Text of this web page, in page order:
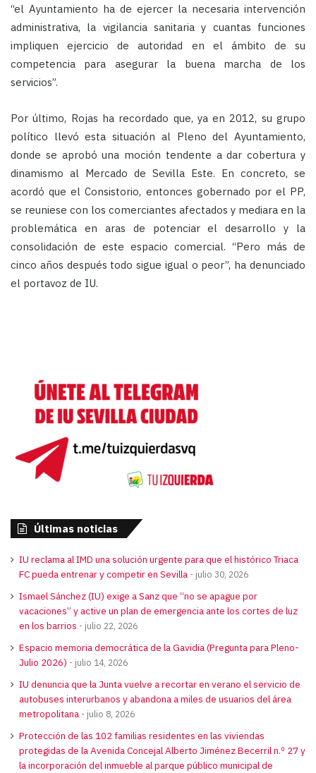
“el Ayuntamiento ha de ejercer la necesaria intervención
administrativa, la vigilancia sanitaria y cuantas funciones
impliquen ejercicio de autoridad en el ámbito de su
competencia para asegurar la buena marcha de los
servicios”.
Por último, Rojas ha recordado que, ya en 2012, su grupo
político llevó esta situación al Pleno del Ayuntamiento,
donde se aprobó una moción tendente a dar cobertura y
dinamismo al Mercado de Sevilla Este. En concreto, se
acordó que el Consistorio, entonces gobernado por el PP,
se reuniese con los comerciantes afectados y mediara en la
problemática en aras de potenciar el desarrollo y la
consolidación de este espacio comercial. “Pero más de
cinco años después todo sigue igual o peor”, ha denunciado
el portavoz de IU.
Últimas noticias
IU reclama al IMD una solución urgente para que el histórico Triaca
FC pueda entrenar y competir en Sevilla
julio 30, 2026
Ismael Sánchez (IU) exige a Sanz que “no se apague por
vacaciones” y active un plan de emergencia ante los cortes de luz
en los barrios
julio 22, 2026
Espacio memoria democrática de la Gavidia (Pregunta para Pleno-
Julio 2026)
julio 14, 2026
IU denuncia que la Junta vuelve a recortar en verano el servicio de
autobuses interurbanos y abandona a miles de usuarios del área
metropolitana
julio 8, 2026
Protección de las 102 familias residentes en las viviendas
protegidas de la Avenida Concejal Alberto Jiménez Becerril n.º 27 y
la incorporación del inmueble al parque público municipal de